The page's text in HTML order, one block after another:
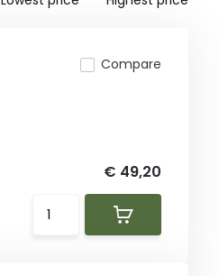
Compare
€ 49,20